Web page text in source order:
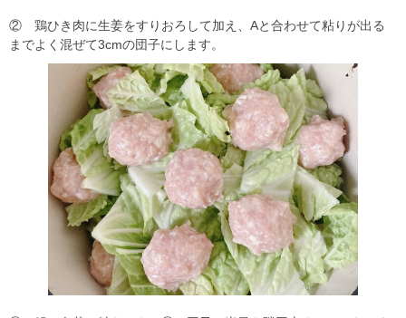
② 鶏ひき肉に生姜をすりおろして加え、Aと合わせて粘りが出る
までよく混ぜて3cmの団子にします。